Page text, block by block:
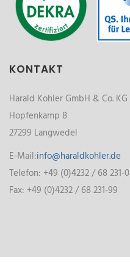
KONTAKT
Harald Kohler GmbH & Co. KG
Hopfenkamp 8
27299 Langwedel
E-Mail:info@haraldkohler.de
Telefon: +49 (0)4232 / 68 231-0
Fax: +49 (0)4232 / 68 231-99